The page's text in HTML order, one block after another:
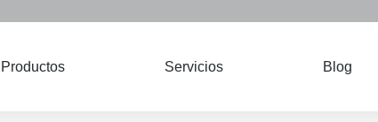
Productos Servicios Blog
Productos Servicios Blog